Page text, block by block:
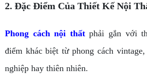
2. Đặc Điểm Của Thiết Kế Nội
Phong cách nội thấtphải gắn với
điểm khác biệt từ phong cách
nghiệp hay thiên nhiên.